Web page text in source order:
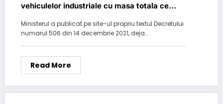
vehiculelor industriale cu masa totala ce
legale pentru tot anul 2022
Ministerul a publicat pe site-ul propriu textul Decretului
numarul 506 din 14 decembrie 2021, deja…
Read More